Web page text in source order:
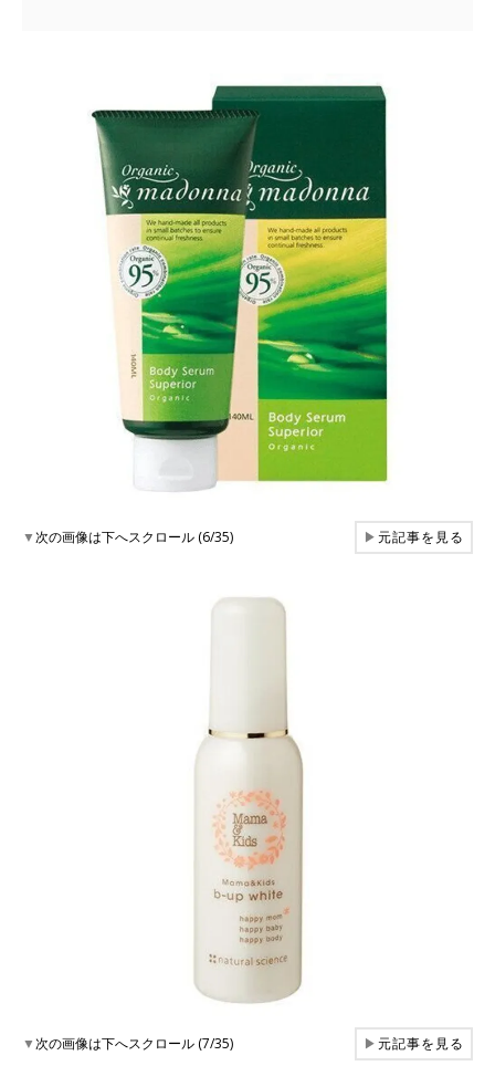
▼次の画像は下へスクロール (6/35) ▶元記事を見る
▼次の画像は下へスクロール (7/35) ▶元記事を見る